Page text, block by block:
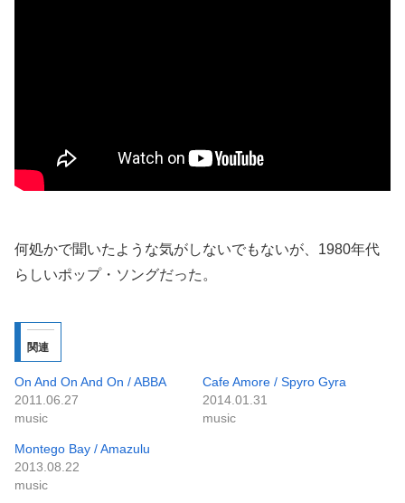
何処かで聞いたような気がしないでもないが、1980年代
らしいポップ・ソングだった。
関連
On And On And On / ABBA
2011.06.27
music
Cafe Amore / Spyro Gyra
2014.01.31
music
Montego Bay / Amazulu
2013.08.22
music